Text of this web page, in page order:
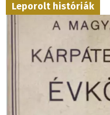
Leporolt históriák